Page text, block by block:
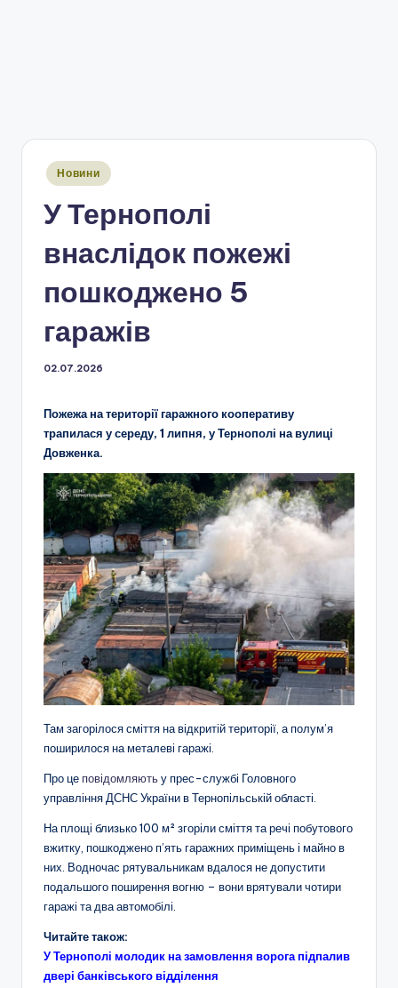
Опубліковано
Новини
У Тернополі
внаслідок пожежі
пошкоджено 5
гаражів
02.07.2026
Пожежа на території гаражного кооперативу
трапилася у середу, 1 липня, у Тернополі на вулиці
Довженка.
Там загорілося сміття на відкритій території, а полум’я
поширилося на металеві гаражі.
Про це повідомляютьу прес-службі Головного
управління ДСНС України в Тернопільській області.
На площі близько 100 м² згоріли сміття та речі побутового
вжитку, пошкоджено п’ять гаражних приміщень і майно в
них. Водночас рятувальникам вдалося не допустити
подальшого поширення вогню – вони врятували чотири
гаражі та два автомобілі.
Читайте також:
У Тернополі молодик на замовлення ворога підпалив
двері банківського відділення